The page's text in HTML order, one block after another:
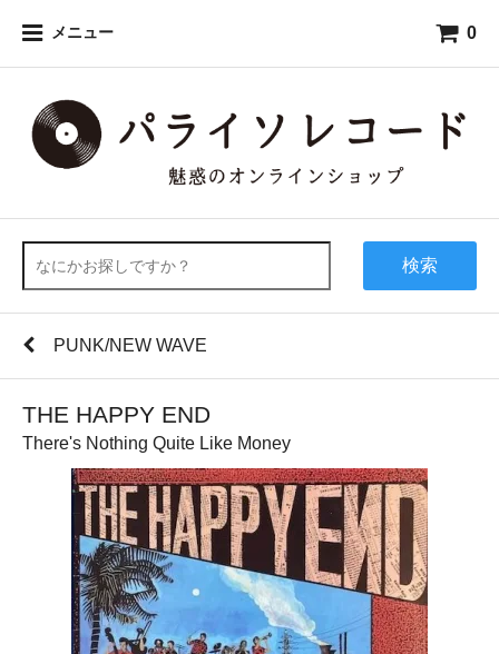
メニュー 0
検索
PUNK/NEW WAVE
THE HAPPY END
There's Nothing Quite Like Money